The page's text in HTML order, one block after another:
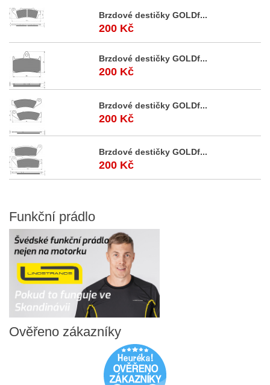
Brzdové destičky GOLDf...
200 Kč
Brzdové destičky GOLDf...
200 Kč
Brzdové destičky GOLDf...
200 Kč
Brzdové destičky GOLDf...
200 Kč
Funkční prádlo
Ověřeno zákazníky